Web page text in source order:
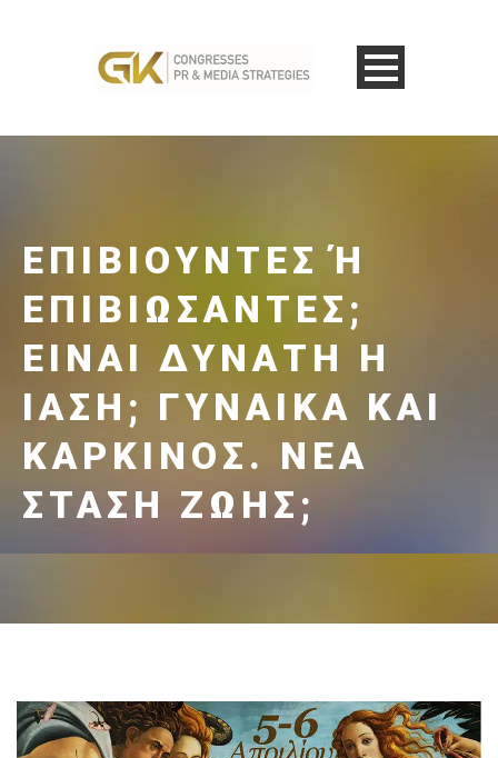
ΕΠΙΒΙΟΎΝΤΕΣ Ή Ε
ΠΙΒΙΏΣΑΝΤΕΣ;
ΕΊΝΑΙ ΔΥΝΑΤΉ Η Ί
ΑΣΗ; ΓΥΝΑΊΚΑ ΚΑΙ Κ
ΑΡΚΊΝΟΣ. ΝΈΑ Σ
ΤΆΣΗ ΖΩΉΣ;